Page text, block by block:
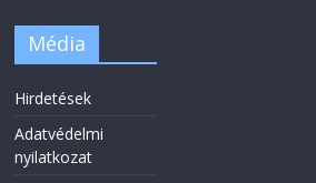
Média
Hirdetések
Adatvédelmi
nyilatkozat